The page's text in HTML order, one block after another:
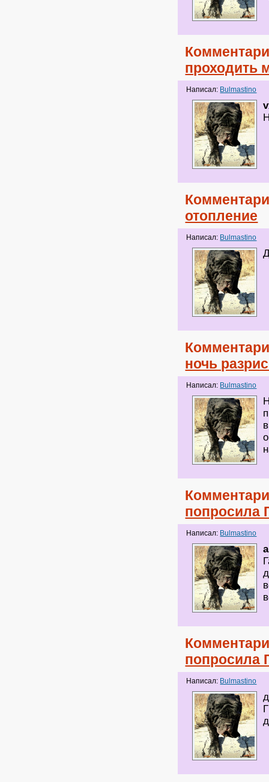
проходить
Написал: Bulmastino
отопление
Написал: Bulmastino
ночь
Написал: Bulmastino
попросила
Написал: Bulmastino
попросила
Написал: Bulmastino